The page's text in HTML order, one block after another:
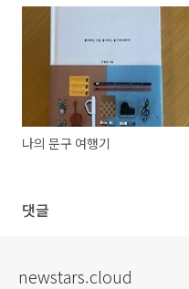
나의 문구 여행기
댓글
newstars.cloud